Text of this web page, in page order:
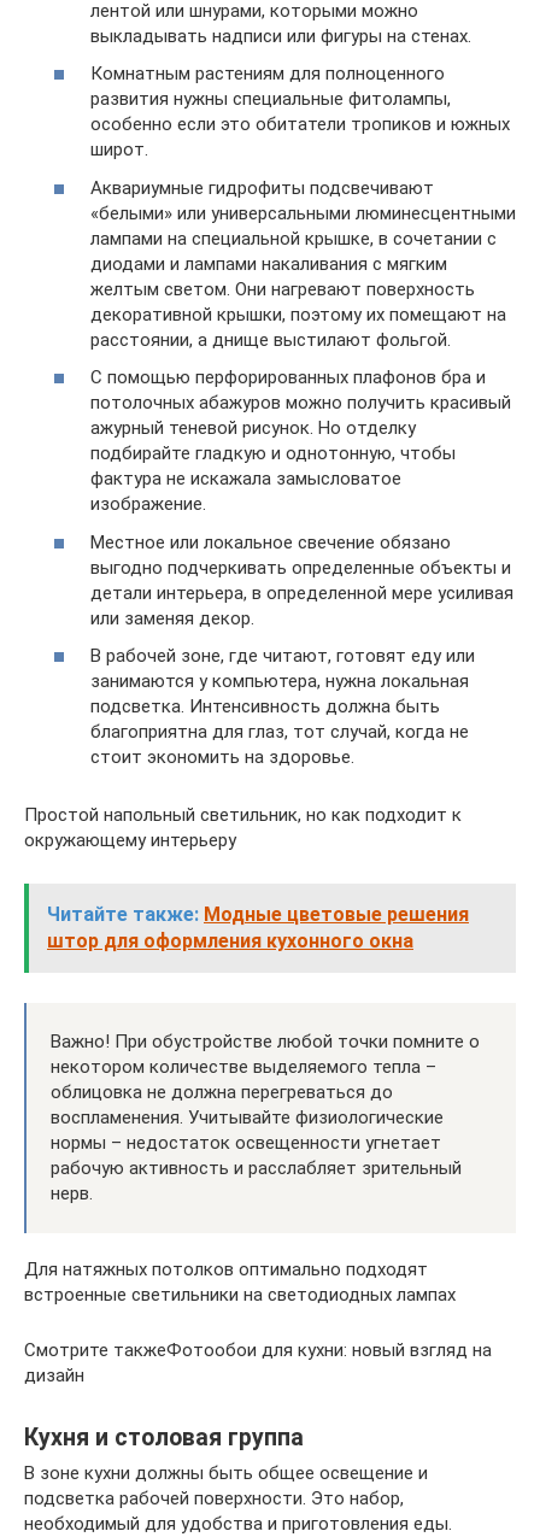
лентой или шнурами, которыми можно
выкладывать надписи или фигуры на стенах.
Комнатным растениям для полноценного
развития нужны специальные фитолампы,
особенно если это обитатели тропиков и южных
широт.
Аквариумные гидрофиты подсвечивают
«белыми» или универсальными люминесцентными
лампами на специальной крышке, в сочетании с
диодами и лампами накаливания с мягким
желтым светом. Они нагревают поверхность
декоративной крышки, поэтому их помещают на
расстоянии, а днище выстилают фольгой.
С помощью перфорированных плафонов бра и
потолочных абажуров можно получить красивый
ажурный теневой рисунок. Но отделку
подбирайте гладкую и однотонную, чтобы
фактура не искажала замысловатое
изображение.
Местное или локальное свечение обязано
выгодно подчеркивать определенные объекты и
детали интерьера, в определенной мере усиливая
или заменяя декор.
В рабочей зоне, где читают, готовят еду или
занимаются у компьютера, нужна локальная
подсветка. Интенсивность должна быть
благоприятна для глаз, тот случай, когда не
стоит экономить на здоровье.
Простой напольный светильник, но как подходит к
окружающему интерьеру
Читайте также: Модные цветовые решения
штор для оформления кухонного окна
Важно! При обустройстве любой точки помните о
некотором количестве выделяемого тепла –
облицовка не должна перегреваться до
воспламенения. Учитывайте физиологические
нормы – недостаток освещенности угнетает
рабочую активность и расслабляет зрительный
нерв.
Для натяжных потолков оптимально подходят
встроенные светильники на светодиодных лампах
Смотрите такжеФотообои для кухни: новый взгляд на
дизайн
Кухня и столовая группа
В зоне кухни должны быть общее освещение и
подсветка рабочей поверхности. Это набор,
необходимый для удобства и приготовления еды.